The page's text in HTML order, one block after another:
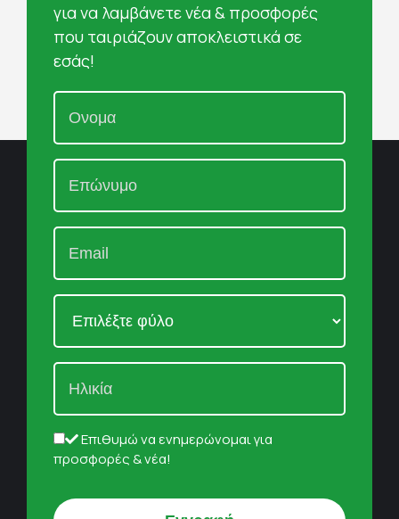
για να λαμβάνετε νέα & προσφορές
που ταιριάζουν αποκλειστικά σε
εσάς!
Επιθυμώ να ενημερώνομαι για
προσφορές & νέα!